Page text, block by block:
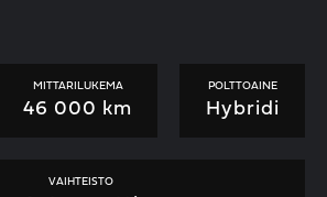
MITTARILUKEMA
46 000 km
POLTTOAINE
Hybridi
VAIHTEISTO